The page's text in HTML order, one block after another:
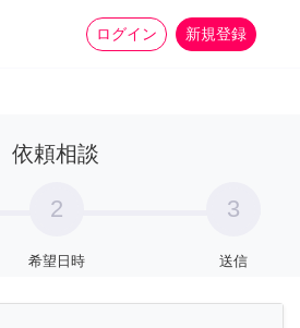
ログイン 新規登録
家事 more_horiz
依頼相談
2
希望日時
3
送信